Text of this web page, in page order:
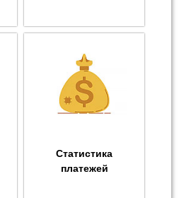
Статистика
платежей